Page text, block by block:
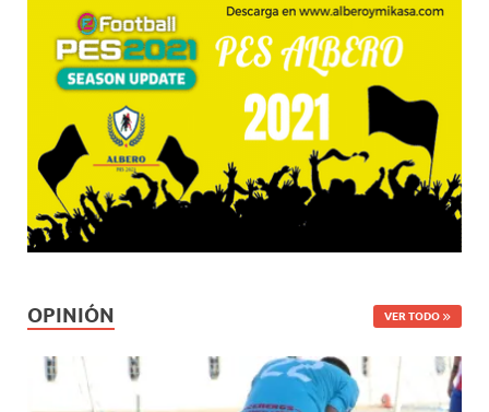
OPINIÓN VER TODO